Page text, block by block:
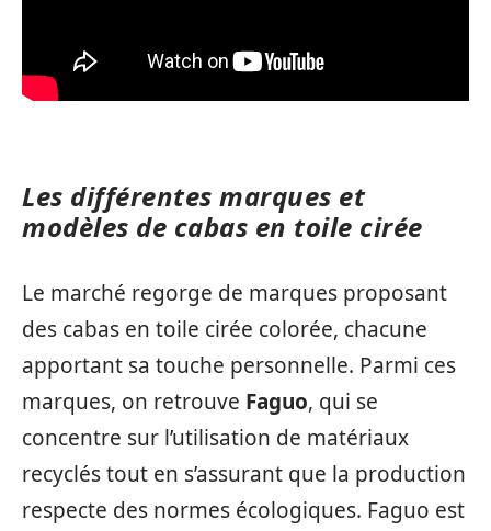
Les différentes marques et
modèles de cabas en toile cirée
Le marché regorge de marques proposant
des cabas en toile cirée colorée, chacune
apportant sa touche personnelle. Parmi ces
marques, on retrouve Faguo, qui se
concentre sur l’utilisation de matériaux
recyclés tout en s’assurant que la production
respecte des normes écologiques. Faguo est